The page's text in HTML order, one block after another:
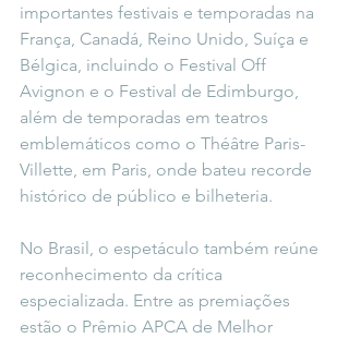
importantes festivais e temporadas na
França, Canadá, Reino Unido, Suíça e
Bélgica, incluindo o Festival Off
Avignon e o Festival de Edimburgo,
além de temporadas em teatros
emblemáticos como o Théâtre Paris-
Villette, em Paris, onde bateu recorde
histórico de público e bilheteria.
No Brasil, o espetáculo também reúne
reconhecimento da crítica
especializada. Entre as premiações
estão o Prêmio APCA de Melhor